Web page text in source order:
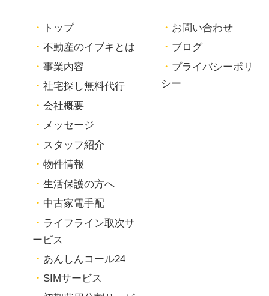
トップ
不動産のイブキとは
事業内容
社宅探し無料代行
会社概要
メッセージ
スタッフ紹介
物件情報
生活保護の方へ
中古家電手配
ライフライン取次サ
ービス
あんしんコール24
SIMサービス
お問い合わせ
ブログ
プライバシーポリ
シー